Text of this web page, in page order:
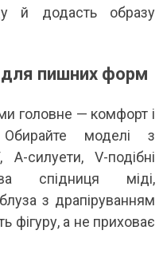
й додасть образу
для пишних форм
головне — комфорт і
моделі з
А-силуети, V-подібні
спідниця міді,
з драпіруванням
фігуру, а не приховає